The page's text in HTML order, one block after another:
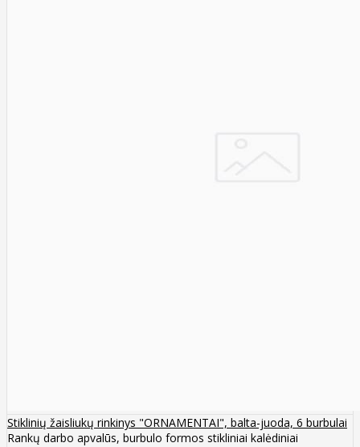
Stiklinių žaisliukų rinkinys "ORNAMENTAI", balta-juoda, 6 burbulai
Rankų darbo apvalūs, burbulo formos stikliniai kalėdiniai